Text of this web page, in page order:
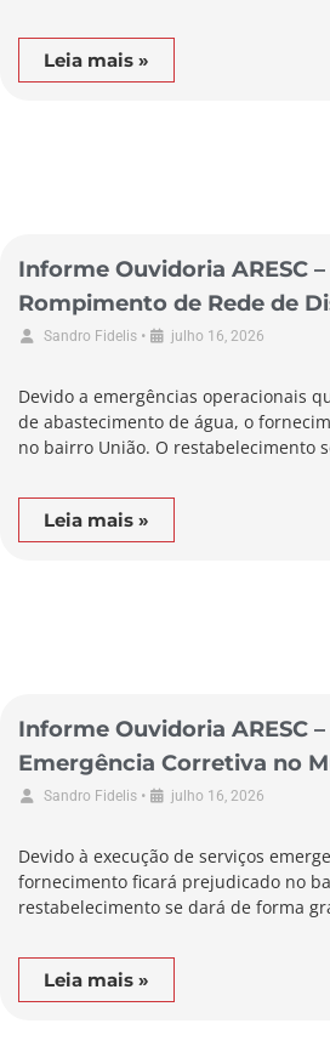
Leia mais »
Informe Ouvidoria ARESC –
Rompimento de Rede de
Município de Garopaba
Sandro Fidelis • julho 16, 2026
Devido a emergências operacionais
de abastecimento de água, o
no bairro União. O restabelecimento
Leia mais »
Informe Ouvidoria ARESC –
Emergência Corretiva no
Alfredo Wagner
Sandro Fidelis • julho 16, 2026
Devido à execução de serviços
fornecimento ficará prejudicado no
restabelecimento se dará de forma
Leia mais »